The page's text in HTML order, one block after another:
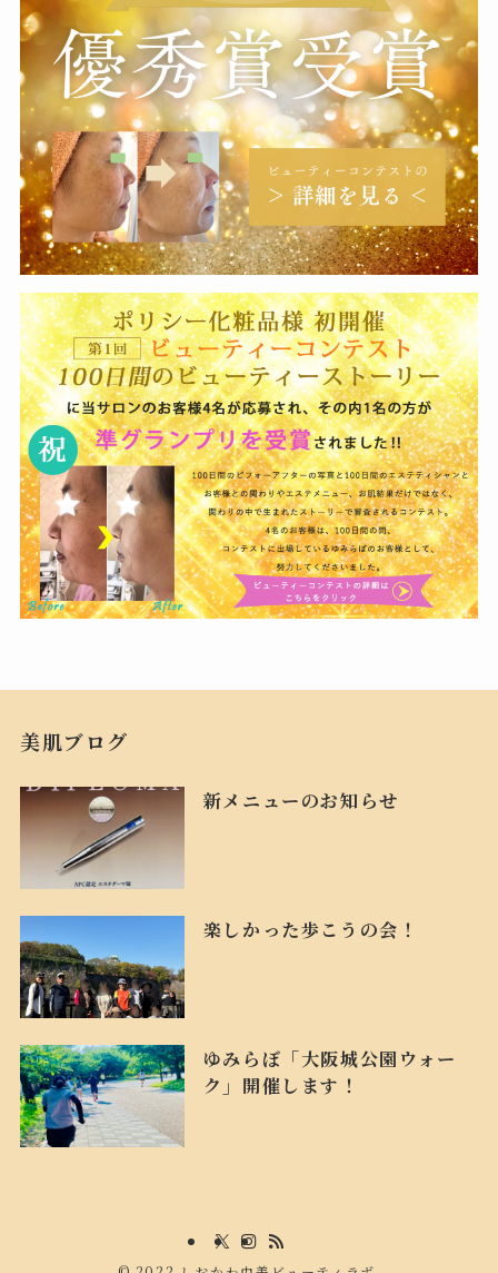
美肌ブログ
新メニューのお知らせ
楽しかった歩こうの会！
ゆみらぼ「大阪城公園ウォー
ク」開催します！